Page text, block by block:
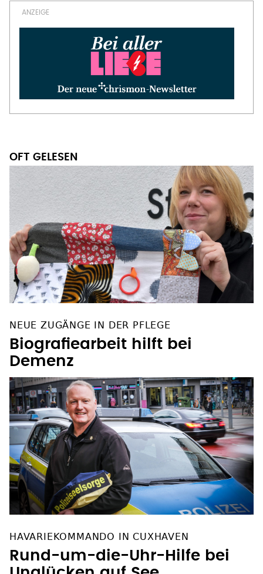
OFT GELESEN
NEUE ZUGÄNGE IN DER PFLEGE
Biografiearbeit hilft bei
Demenz
HAVARIEKOMMANDO IN CUXHAVEN
Rund-um-die-Uhr-Hilfe bei